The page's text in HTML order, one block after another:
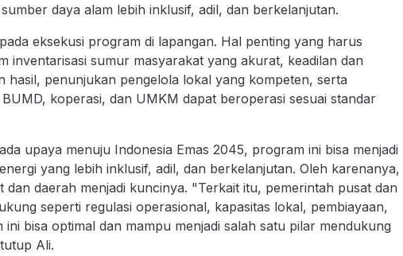
daya alam lebih inklusif, adil, dan berkelanjutan.
eksekusi program di lapangan. Hal penting yang harus
inventarisasi sumur masyarakat yang akurat, keadilan dan
hasil, penunjukan pengelola lokal yang kompeten, serta
koperasi, dan UMKM dapat beroperasi sesuai standar
upaya menuju Indonesia Emas 2045, program ini bisa menjadi
yang lebih inklusif, adil, dan berkelanjutan. Oleh karenanya,
daerah menjadi kuncinya. "Terkait itu, pemerintah pusat dan
seperti regulasi operasional, kapasitas lokal, pembiayaan,
bisa optimal dan mampu menjadi salah satu pilar mendukung
Ali.